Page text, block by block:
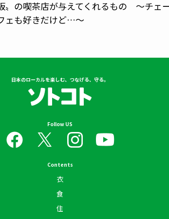
〟の喫茶店が与えてくれるもの ～チェ
ェも好きだけど…～
日本のローカルを楽しむ、つなげる、守る。
Follow US
Contents
衣
食
住